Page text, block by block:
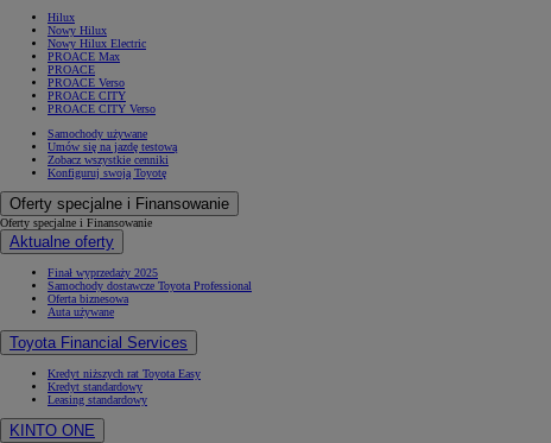
Hilux
Nowy Hilux
Nowy Hilux Electric
PROACE Max
PROACE
PROACE Verso
PROACE CITY
PROACE CITY Verso
Samochody używane
Umów się na jazdę testową
Zobacz wszystkie cenniki
Konfiguruj swoją Toyotę
Oferty specjalne i Finansowanie
Oferty specjalne i Finansowanie
Aktualne oferty
Finał wyprzedaży 2025
Samochody dostawcze Toyota Professional
Oferta biznesowa
Auta używane
Toyota Financial Services
Kredyt niższych rat Toyota Easy
Kredyt standardowy
Leasing standardowy
KINTO ONE